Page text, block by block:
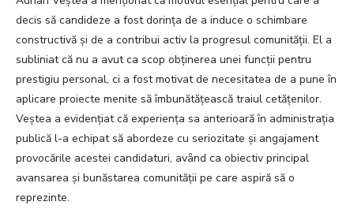
decis să candideze a fost dorința de a induce o schimbare
constructivă și de a contribui activ la progresul comunității. El a
subliniat că nu a avut ca scop obținerea unei funcții pentru
prestigiu personal, ci a fost motivat de necesitatea de a pune în
aplicare proiecte menite să îmbunătățească traiul cetățenilor.
Veștea a evidențiat că experiența sa anterioară în administrația
publică l-a echipat să abordeze cu seriozitate și angajament
provocările acestei candidaturi, având ca obiectiv principal
avansarea și bunăstarea comunității pe care aspiră să o
reprezinte.